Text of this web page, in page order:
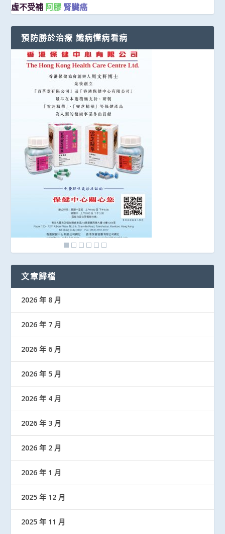
虛不受補 阿膠 腎臟癌
預防勝於治療 識病懂病看病
文章歸檔
2026 年 8 月
2026 年 7 月
2026 年 6 月
2026 年 5 月
2026 年 4 月
2026 年 3 月
2026 年 2 月
2026 年 1 月
2025 年 12 月
2025 年 11 月